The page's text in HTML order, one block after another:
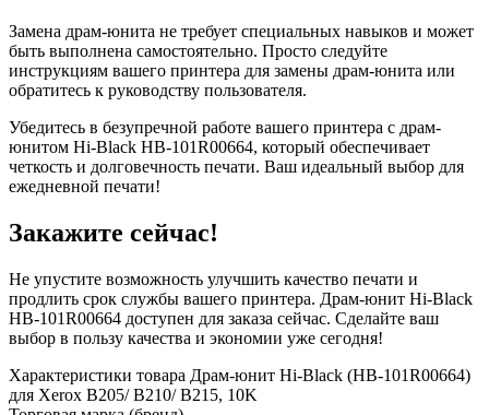
Замена драм-юнита не требует специальных навыков и может
быть выполнена самостоятельно. Просто следуйте
инструкциям вашего принтера для замены драм-юнита или
обратитесь к руководству пользователя.
Убедитесь в безупречной работе вашего принтера с драм-
юнитом Hi-Black HB-101R00664, который обеспечивает
четкость и долговечность печати. Ваш идеальный выбор для
ежедневной печати!
Закажите сейчас!
Не упустите возможность улучшить качество печати и
продлить срок службы вашего принтера. Драм-юнит Hi-Black
HB-101R00664 доступен для заказа сейчас. Сделайте ваш
выбор в пользу качества и экономии уже сегодня!
Характеристики товара Драм-юнит Hi-Black (HB-101R00664)
для Xerox B205/ B210/ B215, 10K